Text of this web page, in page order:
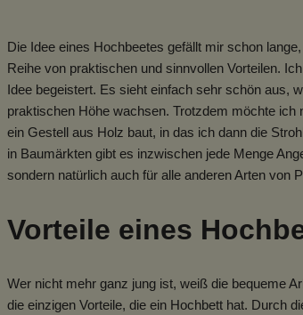
Die Idee eines Hochbeetes gefällt mir schon
Reihe von praktischen und sinnvollen Vorteilen.
Idee begeistert. Es sieht einfach sehr schön aus,
praktischen Höhe wachsen. Trotzdem möchte
ein Gestell aus Holz baut, in das ich dann die
in Baumärkten gibt es inzwischen jede Menge
sondern natürlich auch für alle anderen Arten von
Vorteile eines
Wer nicht mehr ganz jung ist, weiß die bequeme
die einzigen Vorteile, die ein Hochbett hat. Durch